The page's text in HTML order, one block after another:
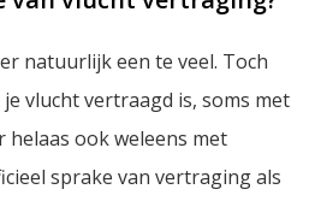
natuurlijk een te veel. Toch
vlucht vertraagd is, soms met
ook weleens met
sprake van vertraging als